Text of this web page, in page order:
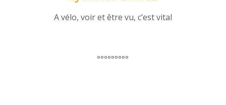
A vélo, voir et être vu, c’est vital
°°°°°°°°°